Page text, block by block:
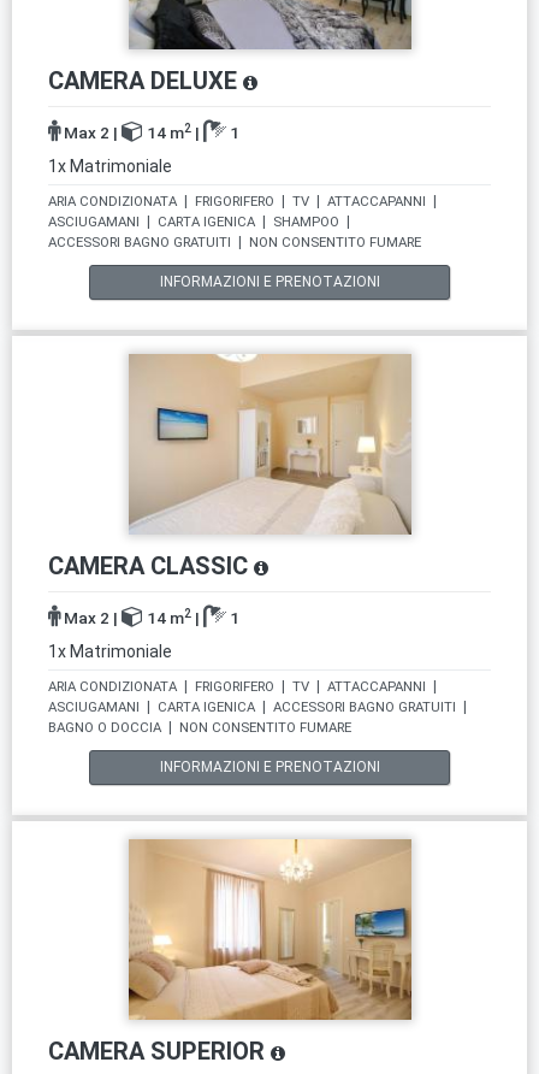
CAMERA DELUXE
Max 2 | 14 m2 |
1
1x Matrimoniale
ARIA CONDIZIONATA FRIGORIFERO TV ATTACCAPANNI
ASCIUGAMANI
CARTA IGENICA SHAMPOO
ACCESSORI BAGNO GRATUITI
NON CONSENTITO FUMARE
INFORMAZIONI E PRENOTAZIONI
CAMERA CLASSIC
Max 2 | 14 m2 |
1
1x Matrimoniale
ARIA CONDIZIONATA FRIGORIFERO TV ATTACCAPANNI
ASCIUGAMANI
CARTA IGENICA ACCESSORI BAGNO GRATUITI
BAGNO O DOCCIA
NON CONSENTITO FUMARE
INFORMAZIONI E PRENOTAZIONI
CAMERA SUPERIOR